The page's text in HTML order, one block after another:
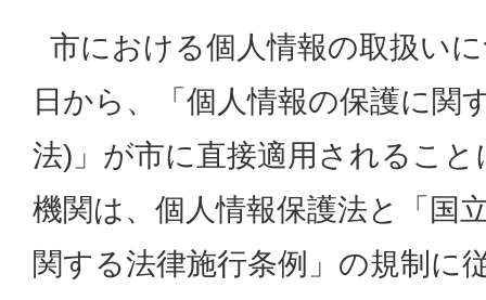
市における個人情報の取扱い
日から、「個人情報の保護に関
法)」が市に直接適用されるこ
機関は、個人情報保護法と「国
関する法律施行条例」の規制に